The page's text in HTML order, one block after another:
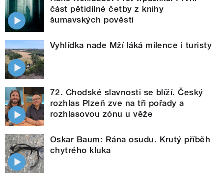
část pětidílné četby z knihy
šumavských pověstí
Vyhlídka nade Mží láká milence i turisty
72. Chodské slavnosti se blíží. Český
rozhlas Plzeň zve na tři pořady a
rozhlasovou zónu u věže
Oskar Baum: Rána osudu. Krutý příběh
chytrého kluka